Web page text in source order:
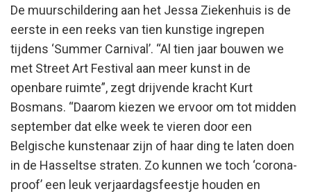
De muurschildering aan het Jessa Ziekenhuis is de
eerste in een reeks van tien kunstige ingrepen
tijdens ‘Summer Carnival’. “Al tien jaar bouwen we
met Street Art Festival aan meer kunst in de
openbare ruimte”, zegt drijvende kracht Kurt
Bosmans. “Daarom kiezen we ervoor om tot midden
september dat elke week te vieren door een
Belgische kunstenaar zijn of haar ding te laten doen
in de Hasseltse straten. Zo kunnen we toch ‘corona-
proof’ een leuk verjaardagsfeestje houden en